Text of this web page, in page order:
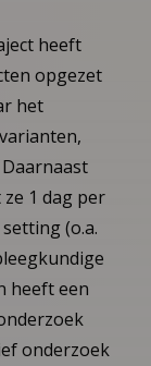
heeft
opgezet
het
1 dag per
(o.a.
heeft een
onderzoek